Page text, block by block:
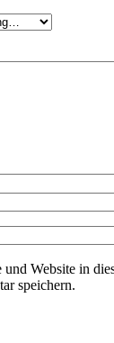
Website in
speichern.